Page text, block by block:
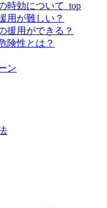
時効について_top
用が難しい？
援用ができる？
険性とは？
ン